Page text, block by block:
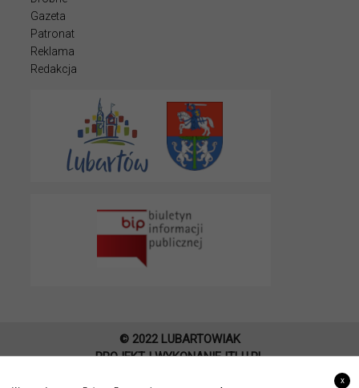
Gazeta
Patronat
Reklama
Redakcja
© 2022 LUBARTOWIAK
PROJEKT I WYKONANIEITLU.PL
x